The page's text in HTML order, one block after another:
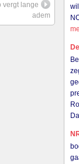
vergt lange
adem